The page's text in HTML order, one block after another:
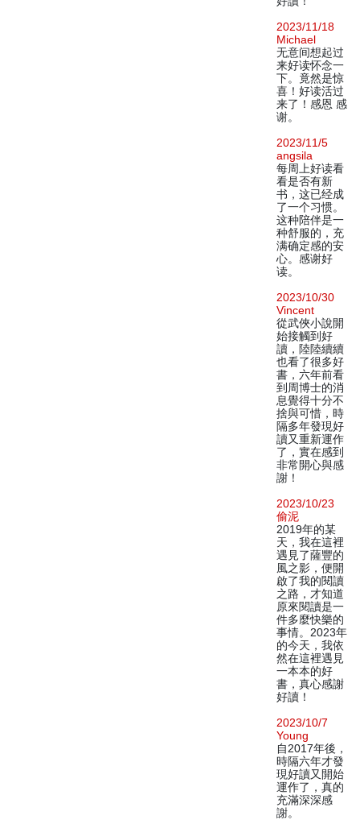
2023/11/18
Michael
无意间想起过
来好读怀念一
下。竟然是惊
喜！好读活过
来了！感恩 感
谢。
2023/11/5
angsila
每周上好读看
看是否有新
书，这已经成
了一个习惯。
这种陪伴是一
种舒服的，充
满确定感的安
心。感谢好
读。
2023/10/30
Vincent
從武俠小說開
始接觸到好
讀，陸陸續續
也看了很多好
書，六年前看
到周博士的消
息覺得十分不
捨與可惜，時
隔多年發現好
讀又重新運作
了，實在感到
非常開心與感
謝！
2023/10/23
偷泥
2019年的某
天，我在這裡
遇見了薩豐的
風之影，便開
啟了我的閱讀
之路，才知道
原來閱讀是一
件多麼快樂的
事情。2023年
的今天，我依
然在這裡遇見
一本本的好
書，真心感謝
好讀！
2023/10/7
Young
自2017年後，
時隔六年才發
現好讀又開始
運作了，真的
充滿深深感
謝。